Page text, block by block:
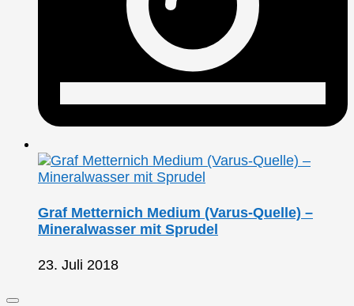
Graf Metternich Medium (Varus-Quelle) –
Mineralwasser mit Sprudel
23. Juli 2018